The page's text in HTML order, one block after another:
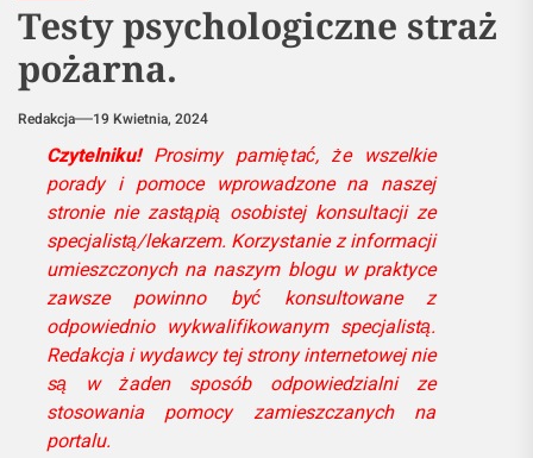
Testy psychologiczne straż
pożarna.
Redakcja 19 Kwietnia, 2024
Czytelniku!Prosimy pamiętać, że wszelkie
porady i pomoce wprowadzone na naszej
stronie nie zastąpią osobistej konsultacji ze
specjalistą/lekarzem. Korzystanie z informacji
umieszczonych na naszym blogu w praktyce
zawsze powinno być konsultowane z
odpowiednio wykwalifikowanym specjalistą.
Redakcja i wydawcy tej strony internetowej nie
są w żaden sposób odpowiedzialni ze
stosowania pomocy zamieszczanych na
portalu.